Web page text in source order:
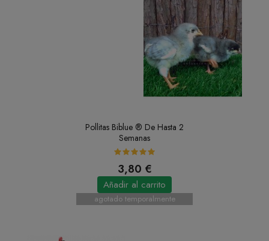
Pollitas Biblue ® De Hasta 2
Semanas
3,80 €
Añadir al carrito
agotado temporalmente